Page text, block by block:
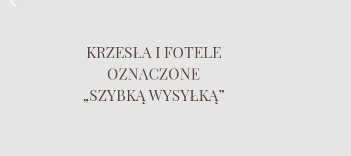
KRZESŁA I FOTELE
OZNACZONE
„SZYBKĄ WYSYŁKĄ”